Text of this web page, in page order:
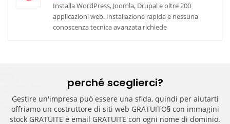
Installa WordPress, Joomla, Drupal e oltre 200
applicazioni web. Installazione rapida e nessuna
conoscenza tecnica avanzata richiede
perché sceglierci?
Gestire un'impresa può essere una sfida, quindi per aiutarti
offriamo un costruttore di siti web GRATUITO§ con immagini
stock GRATUITE e email GRATUITE con ogni nome di dominio.